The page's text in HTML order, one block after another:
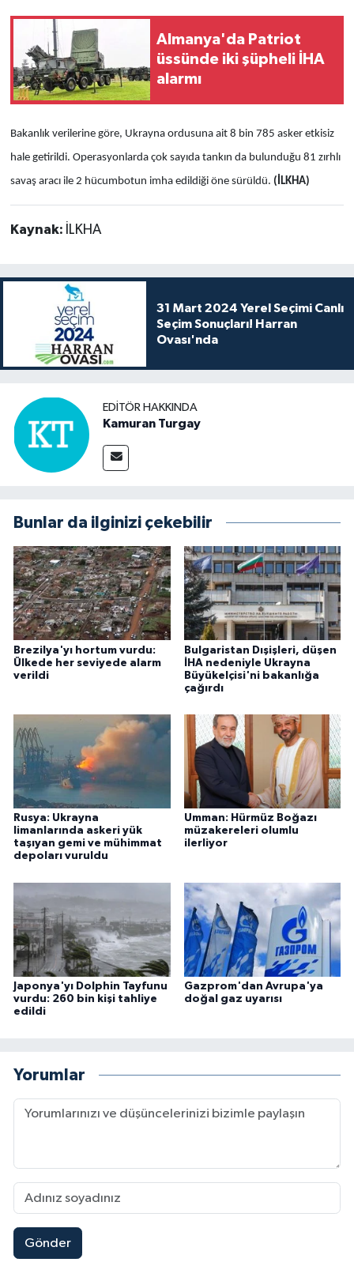
Almanya'da Patriot
üssünde iki şüpheli İHA
alarmı
Bakanlık verilerine göre, Ukrayna ordusuna ait 8 bin 785 asker etkisiz
hale getirildi. Operasyonlarda çok sayıda tankın da bulunduğu 81 zırhlı
savaş aracı ile 2 hücumbotun imha edildiği öne sürüldü. (İLKHA)
Kaynak: İLKHA
31 Mart 2024 Yerel Seçimi Canlı
Seçim Sonuçları! Harran
Ovası'nda
EDITÖR HAKKINDA
Kamuran Turgay
Bunlar da ilginizi çekebilir
Brezilya'yı hortum vurdu:
Ülkede her seviyede alarm
verildi
Bulgaristan Dışişleri, düşen
İHA nedeniyle Ukrayna
Büyükelçisi'ni bakanlığa
çağırdı
Rusya: Ukrayna
limanlarında askeri yük
taşıyan gemi ve mühimmat
depoları vuruldu
Umman: Hürmüz Boğazı
müzakereleri olumlu
ilerliyor
Japonya'yı Dolphin Tayfunu
vurdu: 260 bin kişi tahliye
edildi
Gazprom'dan Avrupa'ya
doğal gaz uyarısı
Yorumlar
Gönder